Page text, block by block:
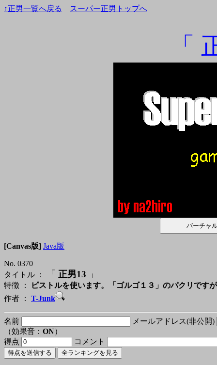
↑正男一覧へ戻る スーパー正男トップへ
「
[Canvas版] Java版
No. 0370
タイトル ：
「 正男13 」
特徴 ：
ピストルを使います。「ゴルゴ１３」のパクリです
作者 ： T-Junk
名前
メールアドレス(非公開)
（効果音： ON）
得点
コメント